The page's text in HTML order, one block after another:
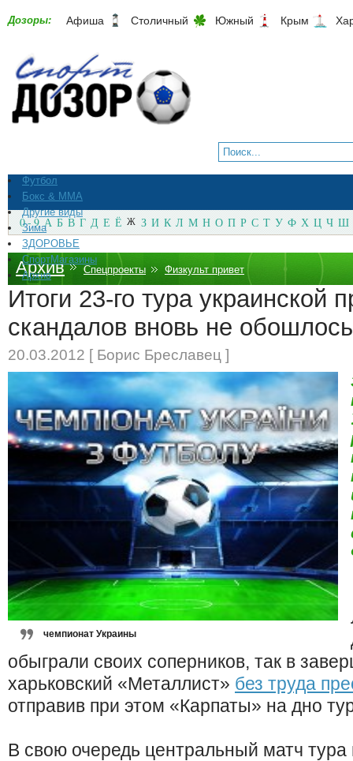
Дозоры: Афиша Столичный Южный Крым
Футбол
Бокс & ММА
Другие виды
Зима
ЗДОРОВЬЕ
СпортМагазины
Архив
0 - 9 А Б В Г Д Е Ё Ж З И К Л М Н О П Р С Т У Ф Х Ц Ч Ш
Архив Спецпроекты Физкульт привет
Итоги 23-го тура украинской
скандалов вновь не обошлось
20.03.2012 [ Борис Бреславец ]
чемпионат Украины
обыграли своих соперников, так в
харьковский «Металлист» без труда
отправив при этом «Карпаты» на дно
В свою очередь центральный матч